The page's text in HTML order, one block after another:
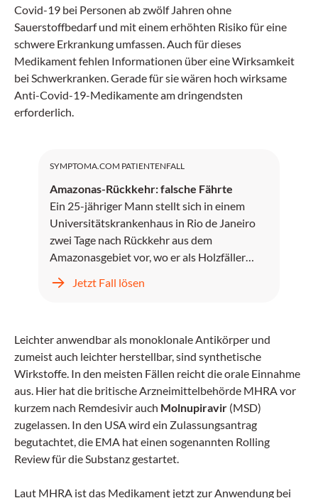
Covid-19 bei Personen ab zwölf Jahren ohne
Sauerstoffbedarf und mit einem erhöhten Risiko für eine
schwere Erkrankung umfassen. Auch für dieses
Medikament fehlen Informationen über eine Wirksamkeit
bei Schwerkranken. Gerade für sie wären hoch wirksame
Anti-Covid-19-Medikamente am dringendsten
erforderlich.
SYMPTOMA.COM PATIENTENFALL
Amazonas-Rückkehr: falsche Fährte
Ein 25-jähriger Mann stellt sich in einem
Universitätskrankenhaus in Rio de Janeiro
zwei Tage nach Rückkehr aus dem
Amazonasgebiet vor, wo er als Holzfäller
gearbeitet hat.
Jetzt Fall lösen
Leichter anwendbar als monoklonale Antikörper und
zumeist auch leichter herstellbar, sind synthetische
Wirkstoffe. In den meisten Fällen reicht die orale Einnahme
aus. Hier hat die britische Arzneimittelbehörde MHRA vor
kurzem nach Remdesivir auch Molnupiravir (MSD)
zugelassen. In den USA wird ein Zulassungsantrag
begutachtet, die EMA hat einen sogenannten Rolling
Review für die Substanz gestartet.
Laut MHRA ist das Medikament jetzt zur Anwendung bei